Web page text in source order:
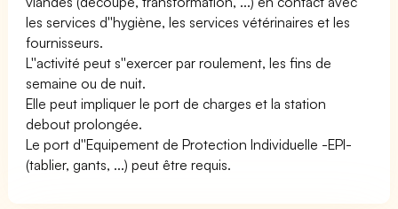
les services d''hygiène, les services vétérinaires et les
fournisseurs.
L''activité peut s''exercer par roulement, les fins de
semaine ou de nuit.
Elle peut impliquer le port de charges et la station
debout prolongée.
Le port d''Equipement de Protection Individuelle -EPI-
(tablier, gants, ...) peut être requis.